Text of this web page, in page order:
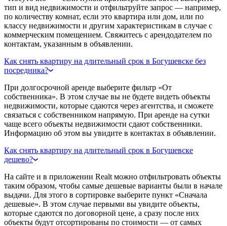
тип и вид недвижимости и отфильтруйте запрос — например,
по количеству комнат, если это квартира или дом, или по
классу недвижимости и другим характеристикам в случае с
коммерческим помещением. Свяжитесь с арендодателем по
контактам, указанным в объявлении.
Как снять квартиру на длительный срок в Богушевске без
посредника?
При долгосрочной аренде выберите фильтр «От
собственника». В этом случае вы не будете видеть объекты
недвижимости, которые сдаются через агентства, и сможете
связаться с собственником напрямую. При аренде на сутки
чаще всего объекты недвижимости сдают собственники.
Информацию об этом вы увидите в контактах в объявлении.
Как снять квартиру на длительный срок в Богушевске
дешево?
На сайте и в приложении Realt можно отфильтровать объекты
таким образом, чтобы самые дешевые варианты были в начале
выдачи. Для этого в сортировке выберите пункт «Сначала
дешевые». В этом случае первыми вы увидите объекты,
которые сдаются по договорной цене, а сразу после них
объекты будут отсортированы по стоимости — от самых